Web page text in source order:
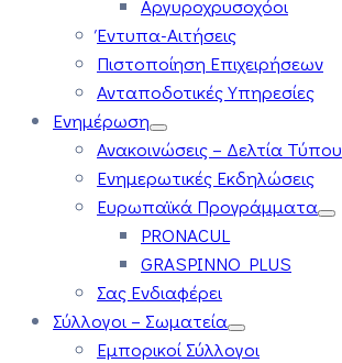
Αργυροχρυσοχόοι
Έντυπα-Αιτήσεις
Πιστοποίηση Επιχειρήσεων
Ανταποδοτικές Υπηρεσίες
Ενημέρωση
Ανακοινώσεις – Δελτία Τύπου
Ενημερωτικές Εκδηλώσεις
Ευρωπαϊκά Προγράμματα
PRONACUL
GRASPINNO PLUS
Σας Ενδιαφέρει
Σύλλογοι – Σωματεία
Εμπορικοί Σύλλογοι